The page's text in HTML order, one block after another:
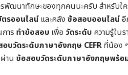
รพัฒนาทักษะของทุกคนนะครับ สำหรับใ
ตรออนไลน์ และคลัง ข้อสอบออนไลน์อี
าร ทำข้อสอบ เพื่อ วัดระดับ ความรู้ในร
บวัดระดับภาษาอังกฤษ CEFR ที่น้อง
าน ข้อสอบวัดระดับภาษาอังกฤษพร้อ